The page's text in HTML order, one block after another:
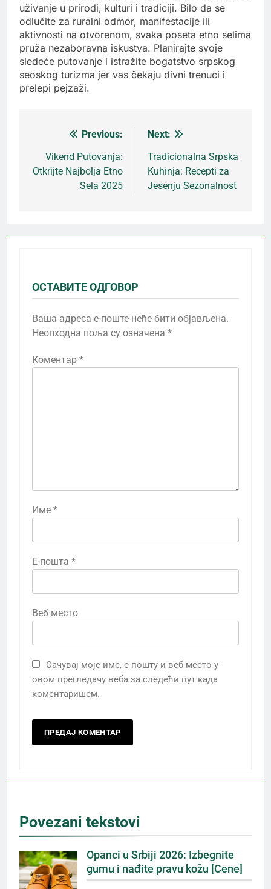
uživanje u prirodi, kulturi i tradiciji. Bilo da se
odlučite za ruralni odmor, manifestacije ili
aktivnosti na otvorenom, svaka poseta etno selima
pruža nezaboravna iskustva. Planirajte svoje
sledeće putovanje i istražite bogatstvo srpskog
seoskog turizma jer vas čekaju divni trenuci i
prelepi pejzaži.
Кретање
чланка
Previous:
Vikend Putovanja:
Otkrijte Najbolja Etno
Sela 2025
Next:
Tradicionalna Srpska
Kuhinja: Recepti za
Jesenju Sezonalnost
ОСТАВИТЕ ОДГОВОР
Ваша адреса е-поште неће бити објављена.
Неопходна поља су означена *
Коментар *
Име *
Е-пошта *
Веб место
Сачувај моје име, е-пошту и веб место у
овом прегледачу веба за следећи пут када
коментаришем.
Povezani tekstovi
Opanci u Srbiji 2026: Izbegnite
gumu i nađite pravu kožu [Cene]